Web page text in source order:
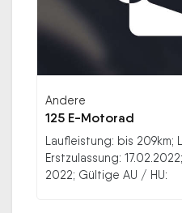
Andere
125 E-Motorad
Laufleistung: bis 209km;
Erstzulassung:
2022; Gültige AU / HU: